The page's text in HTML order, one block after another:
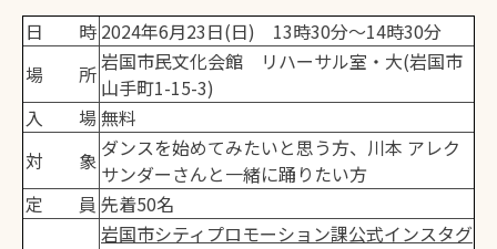
日 時 2024年6月23日(日) 13時30分～14時30分
場 所岩国市民文化会館 リハーサル室・大(岩国市
山手町1-15-3)
入 場 無料
対 象 ダンスを始めてみたいと思う方、川本 アレク
サンダーさんと一緒に踊りたい方
定 員 先着50名
岩国市シティプロモーション課公式インスタグ